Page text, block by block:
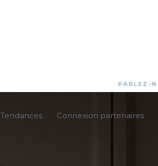
PARLEZ-
Tendances Connexion partenaires